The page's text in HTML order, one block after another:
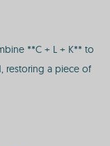
**C + L + K** to
restoring a piece of